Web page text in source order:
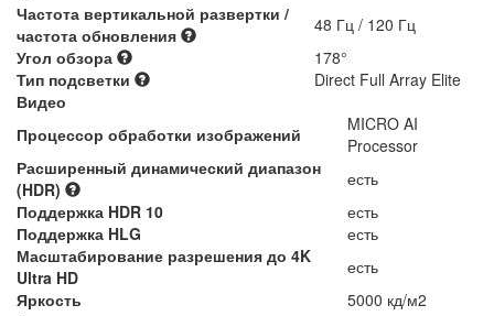
Частота вертикальной развертки /
частота обновления
48 Гц / 120 Гц
Угол обзора
178°
Тип подсветки
Direct Full Array Elite
Видео
Процессор обработки изображений
MICRO AI
Processor
Расширенный динамический диапазон
(HDR)
есть
Поддержка HDR 10
есть
Поддержка HLG
есть
Масштабирование разрешения до 4K
Ultra HD
есть
Яркость
5000 кд/м2